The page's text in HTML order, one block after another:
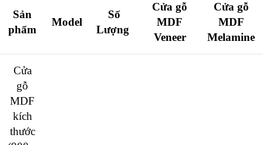
Sản
phẩm
Model
Số
Lượng
Cửa gỗ
MDF
Veneer
Cửa gỗ
MDF
Melamine
Cửa
gỗ
MDF
kích
thước